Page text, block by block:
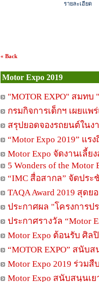
รายละเอียด
« Back
Motor Expo 2019
"MOTOR EXPO" สม
กรมกิจการเด็กฯ เผยแพ
สรุปยอดจองรถยนต์ในง
“Motor Expo 2019” แ
Motor Expo จัดงานเลี้ย
5 Wonders of the Motor
“IMC สื่อสากล” จัดประ
TAQA Award 2019 สุด
ประกาศผล "โครงการป
ประกาศรางวัล “Motor
Motor Expo ต้อนรับ ศิล
“MOTOR EXPO” สนั
Motor Expo 2019 ร่วม
Motor Expo สนับสนุนเย